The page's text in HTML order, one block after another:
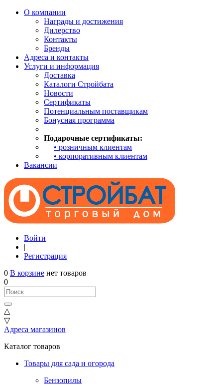
О компании
Награды и достижения
Дилерство
Контакты
Бренды
Адреса и контакты
Услуги и информация
Доставка
Каталоги Стройбата
Новости
Сертификаты
Потенциальным поставщикам
Бонусная программа
Подарочные сертификаты:
• розничным клиентам
• корпоративным клиентам
Вакансии
Войти
|
Регистрация
0 В корзине нет товаров
0
△
▽
Адреса магазинов
Каталог товаров
Товары для сада и огорода
Бензопилы